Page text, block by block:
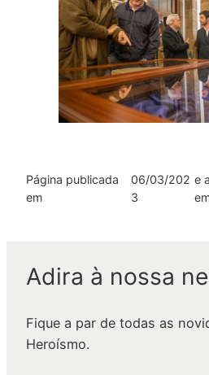
Página publicada
em
06/03/202
3
e
Adira à nossa
Fique a par de todas as
Heroísmo.